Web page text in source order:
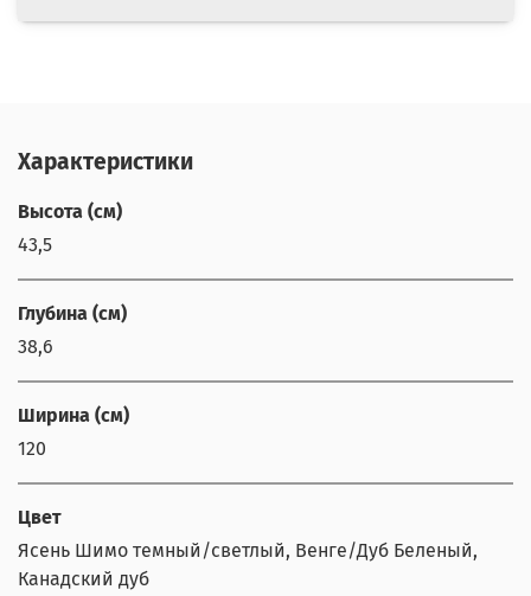
Характеристики
Высота (см)
43,5
Глубина (см)
38,6
Ширина (см)
120
Цвет
Ясень Шимо темный/светлый, Венге/Дуб Беленый,
Канадский дуб